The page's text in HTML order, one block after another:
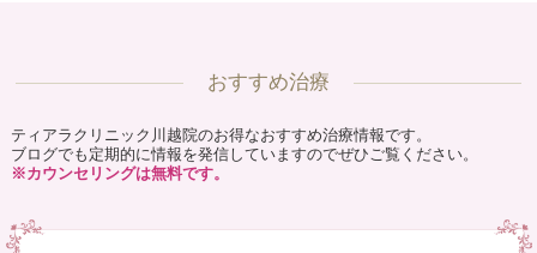
おすすめ治療
ティアラクリニック川越院のお得なおすすめ治療情報です。
ブログでも定期的に情報を発信していますのでぜひご覧ください。
※カウンセリングは無料です。